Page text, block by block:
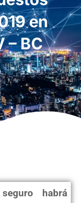
en
– BC
habrá